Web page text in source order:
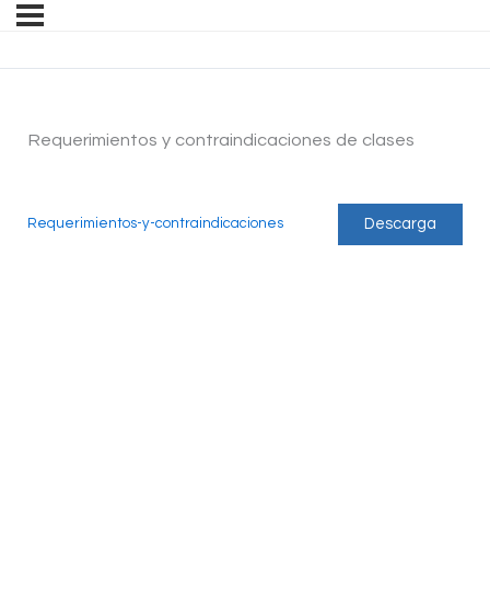
Requerimientos y contraindicaciones de clases
Requerimientos-y-contraindicaciones Descarga